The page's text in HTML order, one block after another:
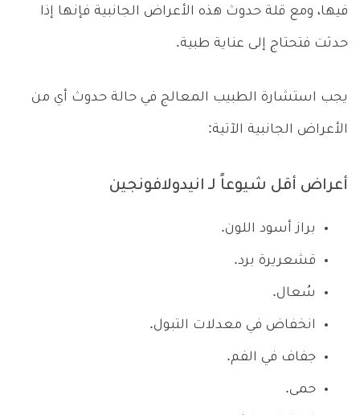
فيها، ومع قلة حدوث هذه الأعراض الجانبية فإنها إذا
حدثت فتحتاج إلى عناية طبية.
يجب استشارة الطبيب المعالج في حالة حدوث أي من
الأعراض الجانبية الآتية:
أعراض أقل شيوعاً لـ انيدولافونجين
براز أسود اللون.
قشعريرة برد.
سُعال.
انخفاض في معدلات التبول.
جفاف في الفم.
حمى.